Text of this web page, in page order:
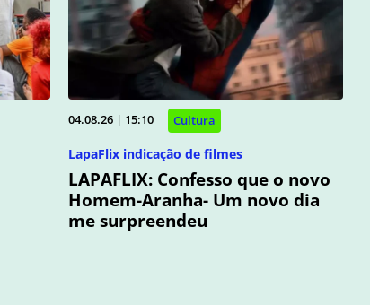
04.08.26 | 15:10 Cultura
LapaFlix indicação de filmes
LAPAFLIX: Confesso que o novo
Homem-Aranha- Um novo dia
me surpreendeu